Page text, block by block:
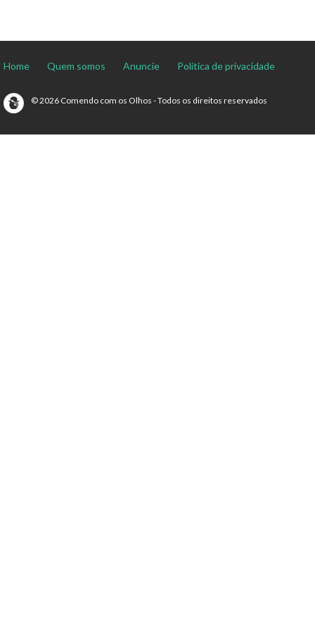
Home Quem somos Anuncie Política de privacidade
© 2026 Comendo com os Olhos - Todos os direitos reservados